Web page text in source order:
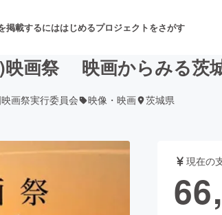
掲載するにははじめるプロジェクトをさがす
舞台・パフォーマンス
発
画祭 映画からみる茨
画祭実行委員会 映像・映画 茨城県
現在の